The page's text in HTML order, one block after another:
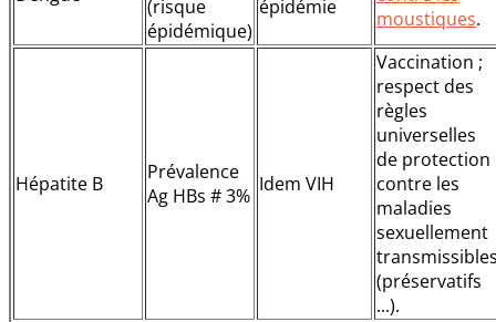
(risque
épidémique)
épidémie
moustiques.
Hépatite B
Prévalence
Ag HBs # 3% Idem VIH
Vaccination ;
respect des
règles
universelles
de protection
contre les
maladies
sexuellement
(préservatifs
...).